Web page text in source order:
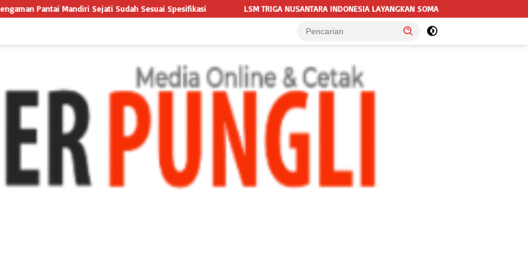
Sesuai Spesifikasi LSM TRIGA NUSANTARA INDONESIA LAYANGKAN SOMASI KEDUA DAN TERAKHIR KEPADA RUTAN KELAS IIB